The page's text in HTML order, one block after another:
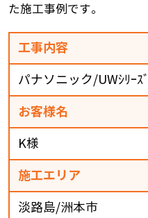
た施工事例です。
工事内容
パナソニック/UWｼﾘｰｽﾞ
お客様名
K様
施工エリア
淡路島/洲本市